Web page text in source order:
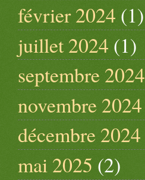
février 2024 (1)
juillet 2024 (1)
septembre 2024
novembre 2024
décembre 2024
mai 2025 (2)